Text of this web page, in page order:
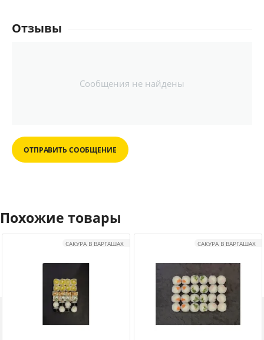
Отзывы
Сообщения не найдены
ОТПРАВИТЬ СООБЩЕНИЕ
Похожие товары
САКУРА В ВАРГАШАХ САКУРА В ВАРГАШАХ